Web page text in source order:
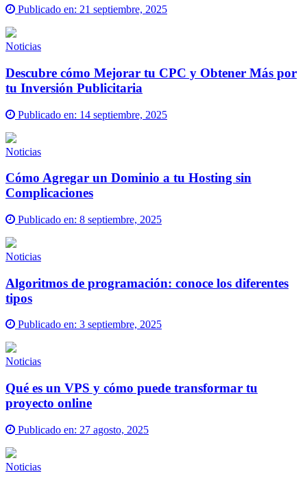
Publicado en: 21 septiembre, 2025
Noticias
Descubre cómo Mejorar tu CPC y Obtener Más por
tu Inversión Publicitaria
Publicado en: 14 septiembre, 2025
Noticias
Cómo Agregar un Dominio a tu Hosting sin
Complicaciones
Publicado en: 8 septiembre, 2025
Noticias
Algoritmos de programación: conoce los diferentes
tipos
Publicado en: 3 septiembre, 2025
Noticias
Qué es un VPS y cómo puede transformar tu
proyecto online
Publicado en: 27 agosto, 2025
Noticias